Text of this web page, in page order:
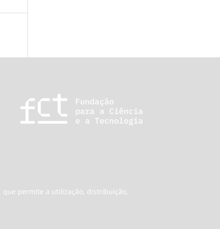
que permite a utilização, distribuição,